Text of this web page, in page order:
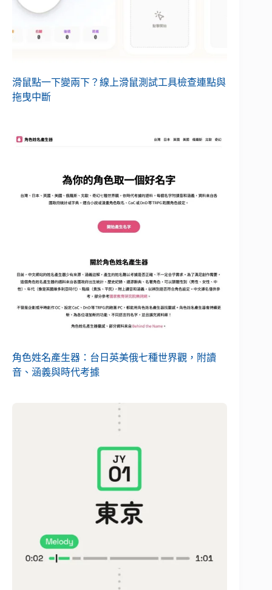
滑鼠點一下變兩下？線上滑鼠測試工具檢查連點與
拖曳中斷
角色姓名產生器：台日英美俄七種世界觀，附讀
音、涵義與時代考據